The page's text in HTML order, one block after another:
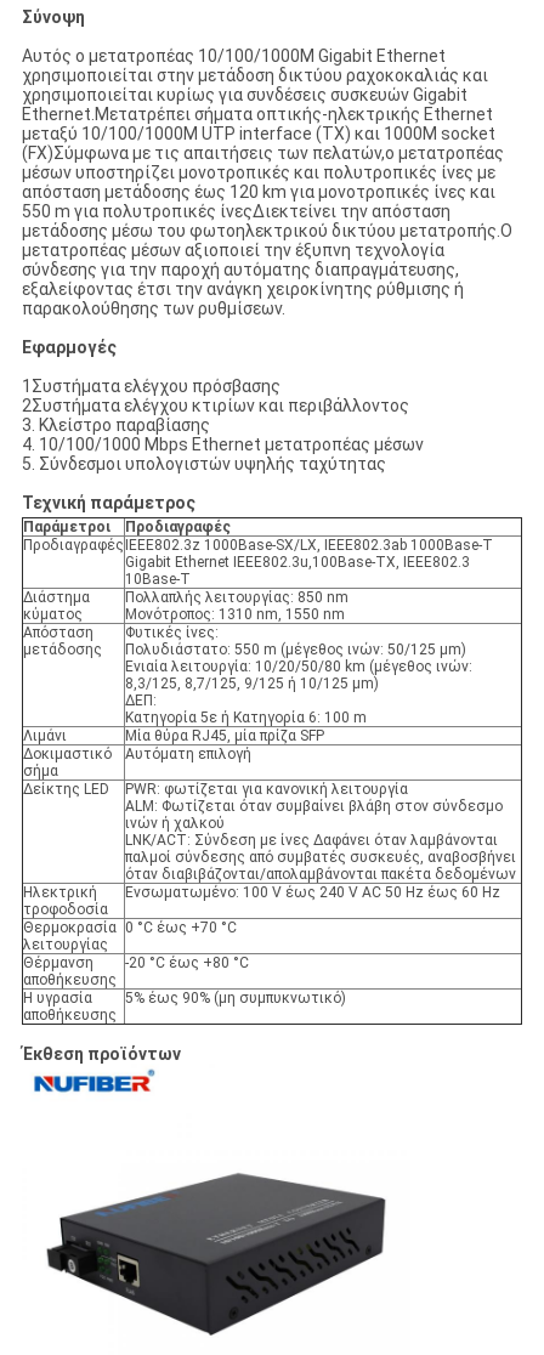
Σύνοψη
Αυτός ο μετατροπέας 10/100/1000M Gigabit Ethernet
χρησιμοποιείται στην μετάδοση δικτύου ραχοκοκαλιάς και
χρησιμοποιείται κυρίως για συνδέσεις συσκευών Gigabit
Ethernet.Μετατρέπει σήματα οπτικής-ηλεκτρικής Ethernet
μεταξύ 10/100/1000M UTP interface (TX) και 1000M socket
(FX)Σύμφωνα με τις απαιτήσεις των πελατών,ο μετατροπέας
μέσων υποστηρίζει μονοτροπικές και πολυτροπικές ίνες με
απόσταση μετάδοσης έως 120 km για μονοτροπικές ίνες και
550 m για πολυτροπικές ίνεςΔιεκτείνει την απόσταση
μετάδοσης μέσω του φωτοηλεκτρικού δικτύου μετατροπής.Ο
μετατροπέας μέσων αξιοποιεί την έξυπνη τεχνολογία
σύνδεσης για την παροχή αυτόματης διαπραγμάτευσης,
εξαλείφοντας έτσι την ανάγκη χειροκίνητης ρύθμισης ή
παρακολούθησης των ρυθμίσεων.
Εφαρμογές
1Συστήματα ελέγχου πρόσβασης
2Συστήματα ελέγχου κτιρίων και περιβάλλοντος
3. Κλείστρο παραβίασης
4. 10/100/1000 Mbps Ethernet μετατροπέας μέσων
5. Σύνδεσμοι υπολογιστών υψηλής ταχύτητας
Τεχνική παράμετρος
Παράμετροι
Προδιαγραφές
Προδιαγραφές IEEE802.3z 1000Base-SX/LX, IEEE802.3ab 1000Base-T
Gigabit Ethernet IEEE802.3u,100Base-TX, IEEE802.3
10Base-T
Διάστημα
κύματος
Πολλαπλής λειτουργίας: 850 nm
Μονότροπος: 1310 nm, 1550 nm
Απόσταση
μετάδοσης
Φυτικές ίνες:
Πολυδιάστατο: 550 m (μέγεθος ινών: 50/125 μm)
Ενιαία λειτουργία: 10/20/50/80 km (μέγεθος ινών:
8,3/125, 8,7/125, 9/125 ή 10/125 μm)
ΔΕΠ:
Κατηγορία 5ε ή Κατηγορία 6: 100 m
Λιμάνι
Μία θύρα RJ45, μία πρίζα SFP
Δοκιμαστικό
σήμα
Αυτόματη επιλογή
Δείκτης LED
PWR: φωτίζεται για κανονική λειτουργία
ALM: Φωτίζεται όταν συμβαίνει βλάβη στον σύνδεσμο
ινών ή χαλκού
LNK/ACT: Σύνδεση με ίνες ∆αφάνει όταν λαμβάνονται
παλμοί σύνδεσης από συμβατές συσκευές, αναβοσβήνει
όταν διαβιβάζονται/απολαμβάνονται πακέτα δεδομένων
Ηλεκτρική
τροφοδοσία
Ενσωματωμένο: 100 V έως 240 V AC 50 Hz έως 60 Hz
Θερμοκρασία
λειτουργίας
0 °C έως +70 °C
Θέρμανση
αποθήκευσης
-20 °C έως +80 °C
Η υγρασία
αποθήκευσης
5% έως 90% (μη συμπυκνωτικό)
Έκθεση προϊόντων